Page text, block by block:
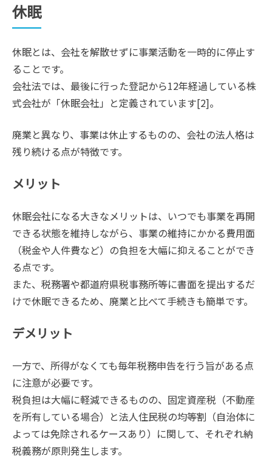
休眠
休眠とは、会社を解散せずに事業活動を一時的に停止す
ることです。
会社法では、最後に行った登記から12年経過している株
式会社が「休眠会社」と定義されています[2]。
廃業と異なり、事業は休止するものの、会社の法人格は
残り続ける点が特徴です。
メリット
休眠会社になる大きなメリットは、いつでも事業を再開
できる状態を維持しながら、事業の維持にかかる費用面
（税金や人件費など）の負担を大幅に抑えることができ
る点です。
また、税務署や都道府県税事務所等に書面を提出するだ
けで休眠できるため、廃業と比べて手続きも簡単です。
デメリット
一方で、所得がなくても毎年税務申告を行う旨がある点
に注意が必要です。
税負担は大幅に軽減できるものの、固定資産税（不動産
を所有している場合）と法人住民税の均等割（自治体に
よっては免除されるケースあり）に関して、それぞれ納
税義務が原則発生します。